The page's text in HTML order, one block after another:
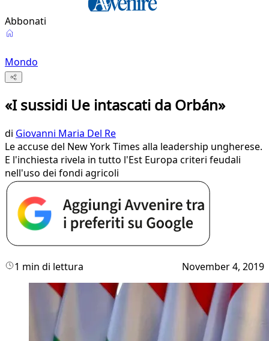
Abbonati
Mondo
«I sussidi Ue intascati da Orbán»
di Giovanni Maria Del Re
Le accuse del New York Times alla leadership ungherese.
E l'inchiesta rivela in tutto l'Est Europa criteri feudali
nell'uso dei fondi agricoli
1 min di lettura November 4, 2019